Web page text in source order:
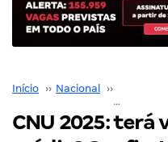
Início ›› Nacional ››
CNU 2025: terá